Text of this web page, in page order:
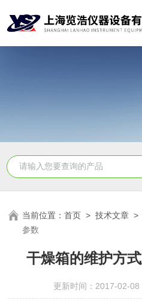
当前位置：首页 >技术文章
参数
干燥箱的维护方
更新时间：2017-02-